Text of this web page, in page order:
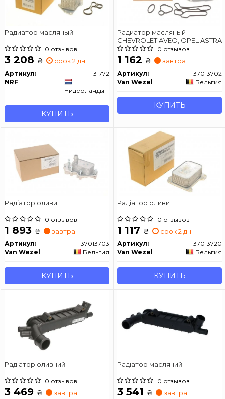
Радиатор масляный
0 отзывов
3 208 ₴ срок 2 дн.
Артикул:
31772
NRF
Нидерланды
КУПИТЬ
Радиатор масляный
CHEVROLET AVEO, OPEL ASTRA
0 отзывов
1 162 ₴ завтра
Артикул:
37013702
Van Wezel
Бельгия
КУПИТЬ
Радіатор оливи
0 отзывов
1 893 ₴ завтра
Артикул:
37013703
Van Wezel
Бельгия
КУПИТЬ
Радіатор оливи
0 отзывов
1 117 ₴ срок 2 дн.
Артикул:
37013720
Van Wezel
Бельгия
КУПИТЬ
Радіатор оливний
0 отзывов
3 469 ₴ завтра
Радіатор масляний
0 отзывов
3 541 ₴ завтра